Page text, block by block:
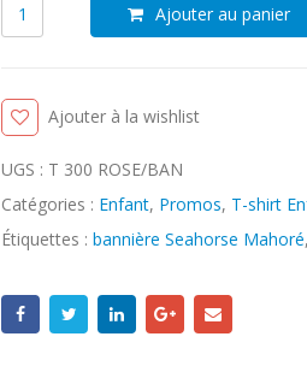
Ajouter au panier
Ajouter à la wishlist
UGS : T 300 ROSE/BAN
Catégories : Enfant, Promos, T-shirt
Étiquettes :bannière Seahorse Mahoré,